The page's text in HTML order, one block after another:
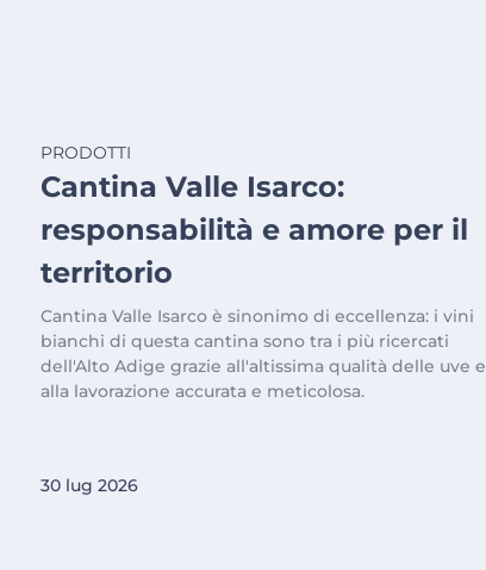
PRODOTTI
Cantina Valle Isarco:
responsabilità e amore per il
territorio
Cantina Valle Isarco è sinonimo di eccellenza: i vini
bianchi di questa cantina sono tra i più ricercati
dell'Alto Adige grazie all'altissima qualità delle uve e
alla lavorazione accurata e meticolosa.
30 lug 2026